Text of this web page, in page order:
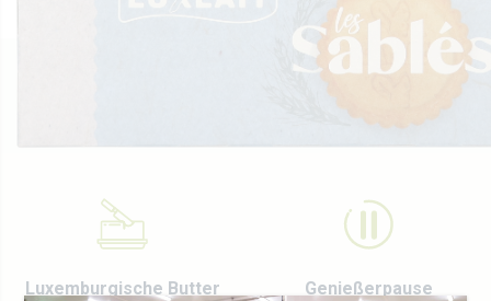
Vertrieb
Molkereigenossenschaft
Geschichte
Zertifizierungen
Kontaktieren Sie uns
Luxemburgische Butter Genießerpause